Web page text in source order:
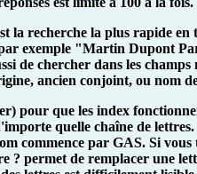
la recherche la plus rapide en
exemple "Martin Dupont
de chercher dans les
ancien conjoint, ou nom
pour que les index
quelle chaîne de
commence par GAS. Si
permet de remplacer une